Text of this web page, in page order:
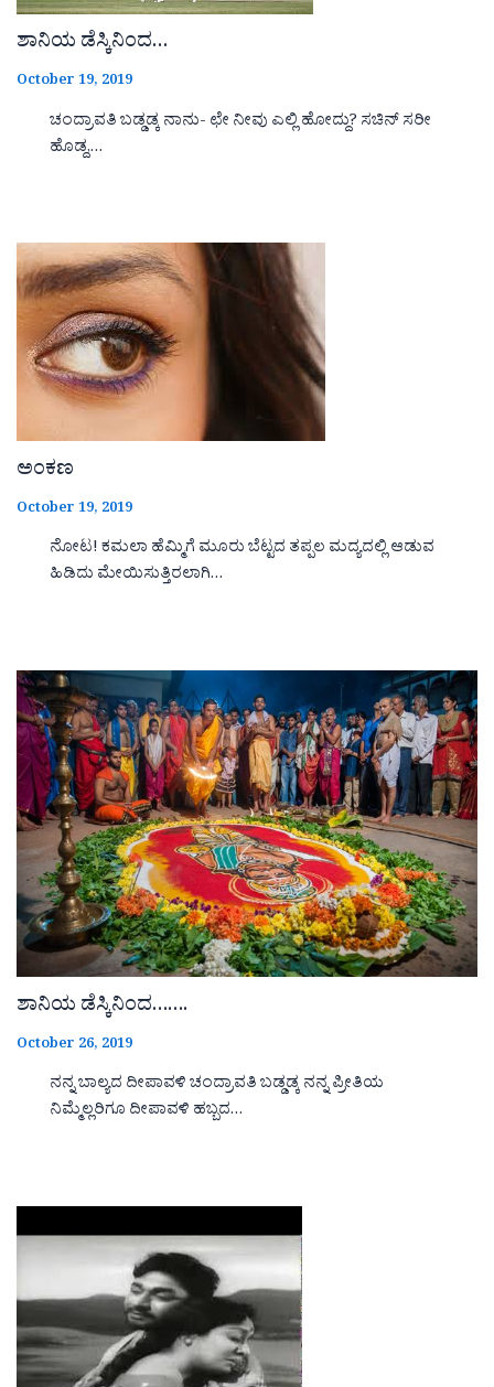
ಶಾನಿಯ ಡೆಸ್ಕಿನಿಂದ…
October 19, 2019
ಚಂದ್ರಾವತಿ ಬಡ್ಡಡ್ಕ ನಾನು- ಛೇ ನೀವು ಎಲ್ಲಿ ಹೋದ್ದು? ಸಚಿನ್ ಸರೀ
ಹೊಡ್ದ,…
ಅಂಕಣ
October 19, 2019
ನೋಟ! ಕಮಲಾ ಹೆಮ್ಮಿಗೆ ಮೂರು ಬೆಟ್ಟದ ತಪ್ಪಲ ಮದ್ಯದಲ್ಲಿ ಆಡುವ
ಹಿಡಿದು ಮೇಯಿಸುತ್ತಿರಲಾಗಿ…
ಶಾನಿಯ ಡೆಸ್ಕಿನಿಂದ…….
October 26, 2019
ನನ್ನ ಬಾಲ್ಯದ ದೀಪಾವಳಿ ಚಂದ್ರಾವತಿ ಬಡ್ಡಡ್ಕ ನನ್ನ ಪ್ರೀತಿಯ
ನಿಮ್ಮೆಲ್ಲರಿಗೂ ದೀಪಾವಳಿ ಹಬ್ಬದ…